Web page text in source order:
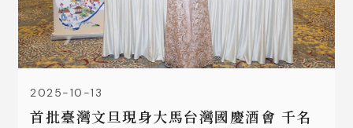
2025-10-13
首批臺灣文旦現身大馬台灣國慶酒會 千名